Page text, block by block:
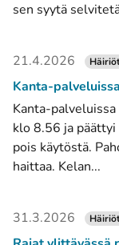
sen syytä
21.4.2026
Kanta-
Kanta-
klo 8.56 ja
pois käytöstä.
haittaa. Kelan...
31.3.2026